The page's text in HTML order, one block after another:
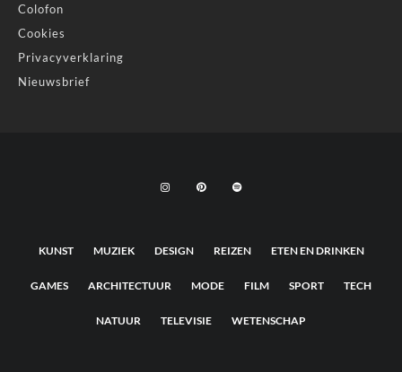
Colofon
Cookies
Privacyverklaring
Nieuwsbrief
KUNST MUZIEK DESIGN REIZEN ETEN EN DRINKEN
GAMES ARCHITECTUUR MODE FILM SPORT TECH
NATUUR TELEVISIE WETENSCHAP